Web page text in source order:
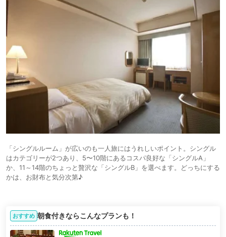
「シングルルーム」が広いのも一人旅にはうれしいポイント。シングル
はカテゴリーが2つあり、5〜10階にあるコスパ良好な「シングルA」
か、11～14階のちょっと贅沢な「シングルB」を選べます。どっちにする
かは、お財布と気分次第♪
おすすめ 朝食付きならこんなプランも！